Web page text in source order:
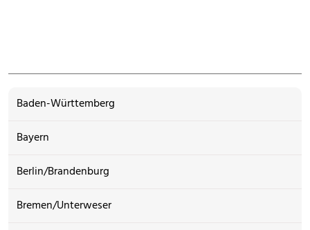
Baden-Württemberg
Bayern
Berlin/Brandenburg
Bremen/Unterweser